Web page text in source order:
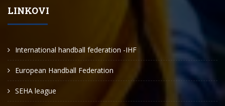
LINKOVI
International handball federation -IHF
European Handball Federation
SEHA league